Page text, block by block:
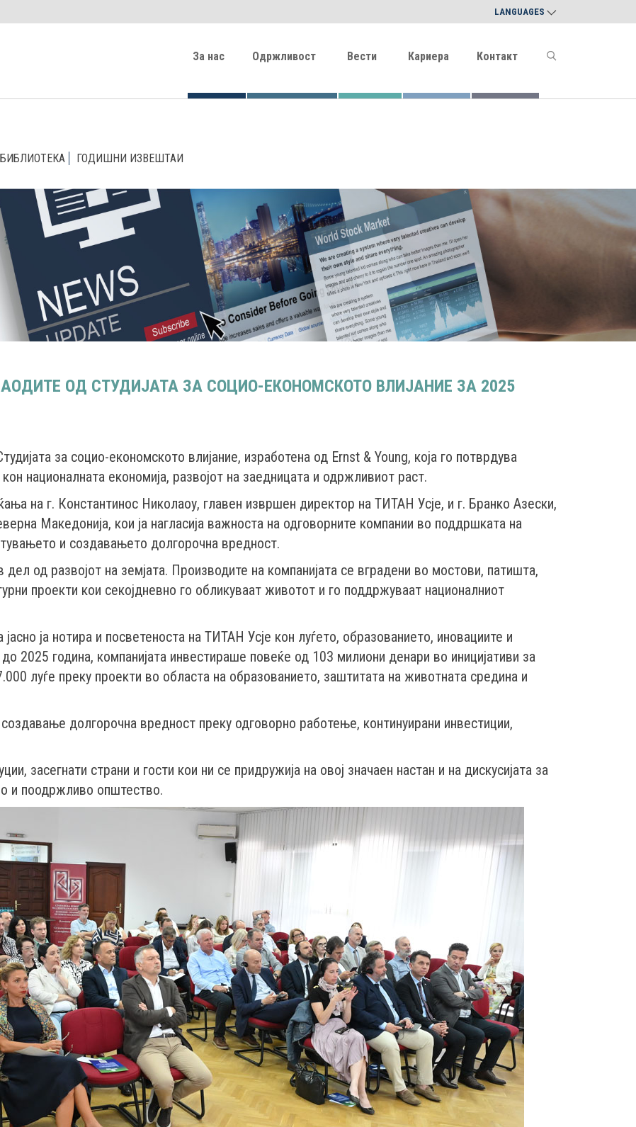
LANGUAGES
За нас Одржливост Вести Кариера Контакт
ГОДИШНИ ИЗВЕШТАИ
ОД СТУДИЈАТА ЗА СОЦИО-ЕКОНОМСКОТО ВЛИЈАНИЕ ЗА 2025
за социо-економското влијание, изработена од Ernst & Young, која го потврдува
националната економија, развојот на заедницата и одржливиот раст.
на г. Константинос Николаоу, главен извршен директор на ТИТАН Усје, и г. Бранко Азески,
Македонија, кои ја нагласија важноста на одговорните компании во поддршката на
и создавањето долгорочна вредност.
од развојот на земјата. Производите на компанијата се вградени во мостови, патишта,
проекти кои секојдневно го обликуваат животот и го поддржуваат националниот
јасно ја нотира и посветеноста на ТИТАН Усје кон луѓето, образованието, иновациите и
2025 година, компанијата инвестираше повеќе од 103 милиони денари во иницијативи за
луѓе преку проекти во областа на образованието, заштитата на животната средина и
долгорочна вредност преку одговорно работење, континуирани инвестиции,
засегнати страни и гости кои ни се придружија на овој значаен настан и на дискусијата за
и поодржливо општество.